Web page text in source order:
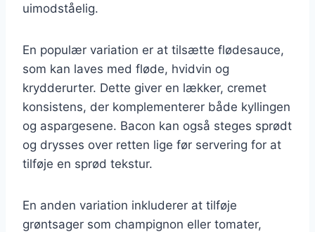
uimodståelig.
En populær variation er at tilsætte flødesauce,
som kan laves med fløde, hvidvin og
krydderurter. Dette giver en lækker, cremet
konsistens, der komplementerer både kyllingen
og aspargesene. Bacon kan også steges sprødt
og drysses over retten lige før servering for at
tilføje en sprød tekstur.
En anden variation inkluderer at tilføje
grøntsager som champignon eller tomater,